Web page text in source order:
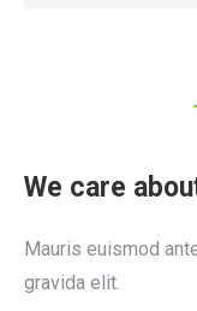
We care
Mauris euismod
gravida elit.